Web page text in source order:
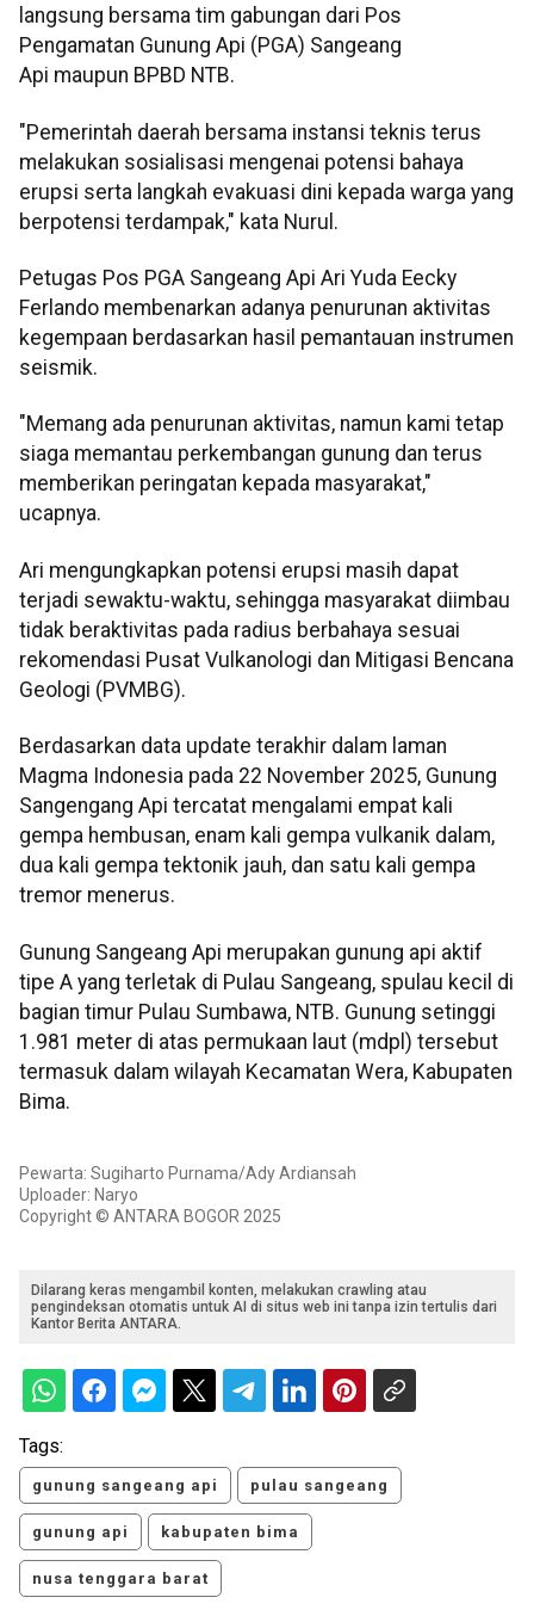
langsung bersama tim gabungan dari Pos
Pengamatan Gunung Api (PGA) Sangeang
Api maupun BPBD NTB.
"Pemerintah daerah bersama instansi teknis terus
melakukan sosialisasi mengenai potensi bahaya
erupsi serta langkah evakuasi dini kepada warga yang
berpotensi terdampak," kata Nurul.
Petugas Pos PGA Sangeang Api Ari Yuda Eecky
Ferlando membenarkan adanya penurunan aktivitas
kegempaan berdasarkan hasil pemantauan instrumen
seismik.
"Memang ada penurunan aktivitas, namun kami tetap
siaga memantau perkembangan gunung dan terus
memberikan peringatan kepada masyarakat,"
ucapnya.
Ari mengungkapkan potensi erupsi masih dapat
terjadi sewaktu-waktu, sehingga masyarakat diimbau
tidak beraktivitas pada radius berbahaya sesuai
rekomendasi Pusat Vulkanologi dan Mitigasi Bencana
Geologi (PVMBG).
Berdasarkan data update terakhir dalam laman
Magma Indonesia pada 22 November 2025, Gunung
Sangengang Api tercatat mengalami empat kali
gempa hembusan, enam kali gempa vulkanik dalam,
dua kali gempa tektonik jauh, dan satu kali gempa
tremor menerus.
Gunung Sangeang Api merupakan gunung api aktif
tipe A yang terletak di Pulau Sangeang, spulau kecil di
bagian timur Pulau Sumbawa, NTB. Gunung setinggi
1.981 meter di atas permukaan laut (mdpl) tersebut
termasuk dalam wilayah Kecamatan Wera, Kabupaten
Bima.
Pewarta: Sugiharto Purnama/Ady Ardiansah
Uploader: Naryo
Copyright © ANTARA BOGOR 2025
Dilarang keras mengambil konten, melakukan crawling atau
pengindeksan otomatis untuk AI di situs web ini tanpa izin tertulis dari
Kantor Berita ANTARA.
Tags:
gunung sangeang api pulau sangeang
gunung api kabupaten bima
nusa tenggara barat